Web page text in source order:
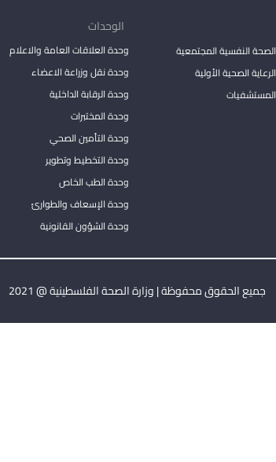
الصحة النفسية المجتمعية
الرعاية الصحية الأولية
المستشفيات
الوحدات
وحدة العلاقات العامة والاعلام
وحدة نقل وزراعة الاعضاء
وحدة الرقابة الداخلية
وحدة المختبرات
وحدة التأمين الصحي
وحدة التخطيط وتطوير
وحدة الطب الخاص
وحدة الإسعاف والطوارئ
وحدة الشؤون القانونية
جميع الحقوق محفوظة | وزارة الصحة الفلسطينية @ 2021